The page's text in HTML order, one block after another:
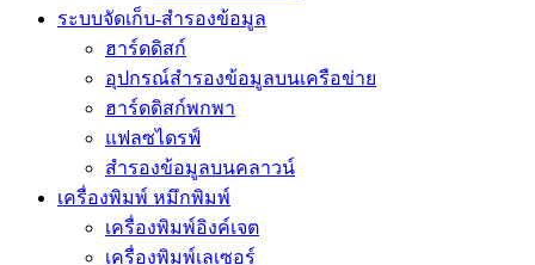
ระบบจัดเก็บ-สำรองข้อมูล
ฮาร์ดดิสก์
อุปกรณ์สำรองข้อมูลบนเครือข่าย
ฮาร์ดดิสก์พกพา
แฟลซไดรฟ์
สำรองข้อมูลบนคลาวน์
เครื่องพิมพ์ หมึกพิมพ์
เครื่องพิมพ์อิงค์เจต
เครื่องพิมพ์เลเซอร์